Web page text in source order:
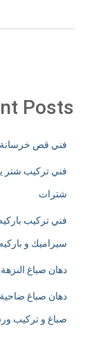
Posts
فني قص خرسانة الكويت 65932555
شترات
سيراميك و باركيه
دهان صباغ النزهة 66405052 معلم صباغ و تركيب ورق جدران
صباغ و تركيب